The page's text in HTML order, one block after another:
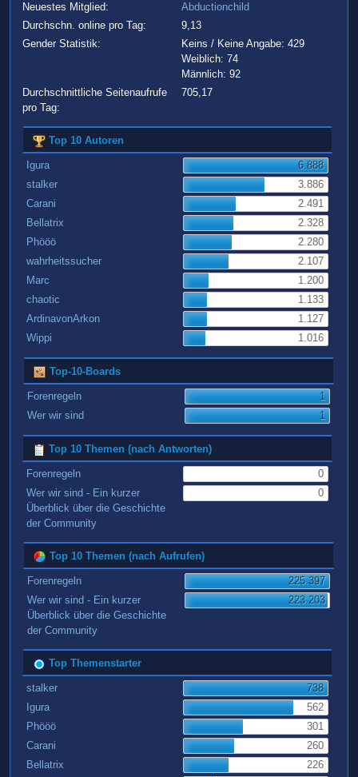
Neuestes Mitglied:
Abductionchild
Durchschn. online pro Tag:
9,13
Gender Statistik:
Keins / Keine Angabe: 429
Weiblich: 74
Männlich: 92
Durchschnittliche Seitenaufrufe
pro Tag:
705,17
Top 10 Autoren
Igura
6.888
stalker
3.886
Carani
2.491
Bellatrix
2.328
Phööö
2.280
wahrheitssucher
2.107
Marc
1.200
chaotic
1.133
ArdinavonArkon
1.127
Wippi
1.016
Top-10-Boards
Forenregeln
1
Wer wir sind
1
Top 10 Themen (nach Antworten)
Forenregeln
0
Wer wir sind - Ein kurzer
Überblick über die Geschichte
der Community
0
Top 10 Themen (nach Aufrufen)
Forenregeln
225.397
Wer wir sind - Ein kurzer
Überblick über die Geschichte
der Community
223.203
Top Themenstarter
stalker
738
Igura
562
Phööö
301
Carani
260
Bellatrix
226